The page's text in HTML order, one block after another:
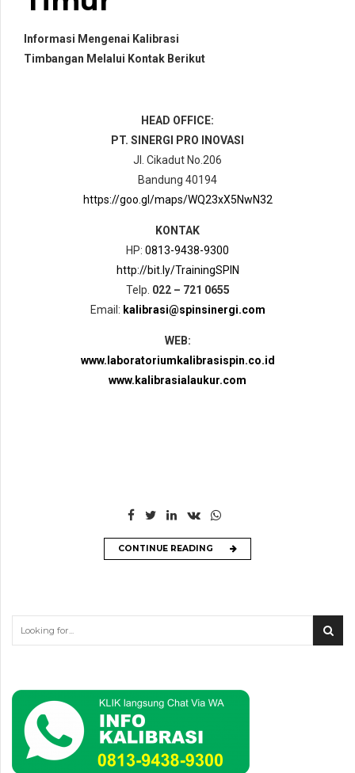
Informasi Mengenai Kalibrasi
Timbangan Melalui Kontak Berikut
HEAD OFFICE:
PT. SINERGI PRO INOVASI
Jl. Cikadut No.206
Bandung 40194
https://goo.gl/maps/WQ23xX5NwN32
KONTAK
HP: 0813-9438-9300
http://bit.ly/TrainingSPIN
Telp. 022 – 721 0655
Email: kalibrasi@spinsinergi.com
WEB:
www.laboratoriumkalibrasispin.co.id
www.kalibrasialaukur.com
CONTINUE READING